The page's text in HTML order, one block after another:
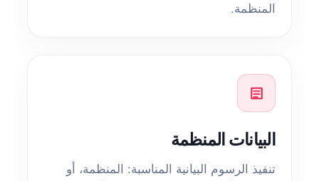
المنظمة.
البيانات المنظمة
تنفيذ الرسوم البيانية المناسبة: المنظمة، أو